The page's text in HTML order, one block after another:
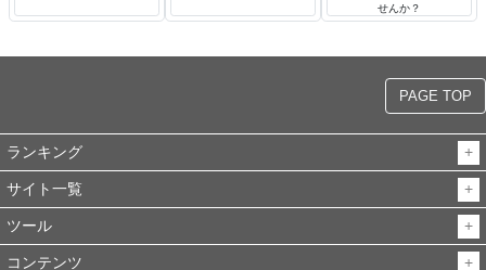
せんか？
PAGE TOP
ランキング
サイト一覧
ツール
コンテンツ